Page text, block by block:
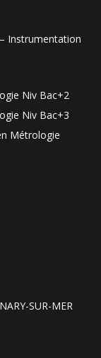
Instrumentation
Niv Bac+2
Niv Bac+3
Métrologie
SUR-MER